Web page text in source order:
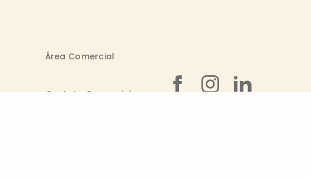
Área Comercial
Contato Comercial